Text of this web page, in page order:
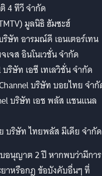
4 ทีวี จำกัด
มูลนิธิ ฮัมซะฮ์
ษัท อารมณ์ดี เอนเตอร์เทน
จส อินโนเวชั่น จำกัด
ริษัท เอซี เทเลวิชั่น จำกัด
บริษัท บอยไทย จำ
บริษัท เอช พลัส แชนแนล
บริษัท ไทยพลัส มีเดีย จำกัด
อนุญาต 2 ปี หากพบว่ามีการ
าหรือกฎ ข้อบังคับอื่นๆ ที่